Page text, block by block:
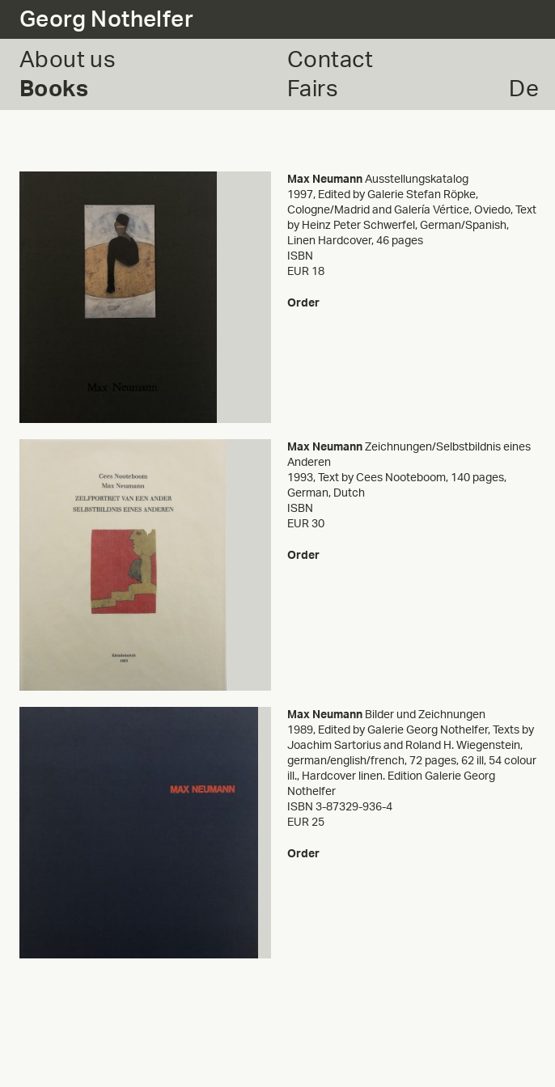
Georg Nothelfer
About us
Books
Contact
Fairs
De
Max Neumann Ausstellungskatalog
1997, Edited by Galerie Stefan Röpke,
Cologne/Madrid and Galería Vértice, Oviedo, Text
by Heinz Peter Schwerfel, German/Spanish,
Linen Hardcover, 46 pages
ISBN
EUR 18
Order
Max Neumann Zeichnungen/Selbstbildnis eines
Anderen
1993, Text by Cees Nooteboom, 140 pages,
German, Dutch
ISBN
EUR 30
Order
Max Neumann Bilder und Zeichnungen
1989, Edited by Galerie Georg Nothelfer, Texts by
Joachim Sartorius and Roland H. Wiegenstein,
german/english/french, 72 pages, 62 ill, 54 colour
ill., Hardcover linen. Edition Galerie Georg
Nothelfer
ISBN 3-87329-936-4
EUR 25
Order